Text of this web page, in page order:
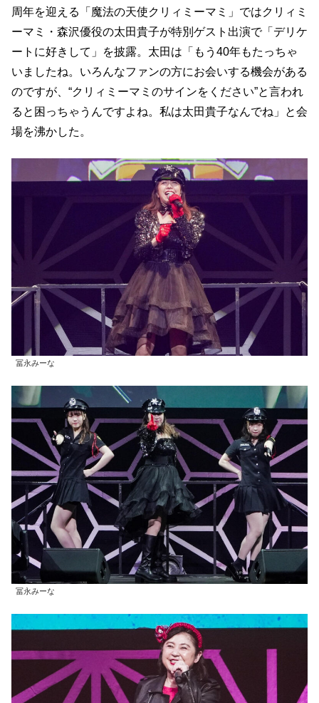
周年を迎える「魔法の天使クリィミーマミ」ではクリィミ
ーマミ・森沢優役の太田貴子が特別ゲスト出演で「デリケ
ートに好きして」を披露。太田は「もう40年もたっちゃ
いましたね。いろんなファンの方にお会いする機会がある
のですが、“クリィミーマミのサインをください”と言われ
ると困っちゃうんですよね。私は太田貴子なんでね」と会
場を沸かした。
冨永みーな
冨永みーな